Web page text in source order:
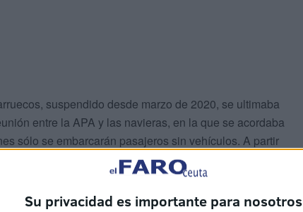
Su privacidad es importante para nosotros
suspendido desde marzo de 2020, se ultimaba
entre la APA y las navieras, en la que se acordaba
sólo se embarcarán pasajeros sin vehículos. A partir
vehículos, aunque finalmente la línea se ha